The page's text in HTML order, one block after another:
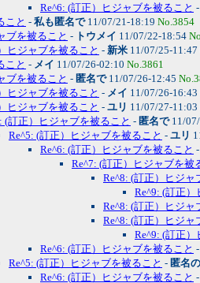
Re^6: (訂正）ヒジャブを被ること -
こと - 私も匿名で11/07/21-18:19 No.3854
ブを被ること - トウメイ 11/07/22-18:54
ヒジャブを被ること - 新米 11/07/25-11:47
こと - メイ 11/07/26-02:10 No.3861
ブを被ること - 匿名で11/07/26-12:45
ヒジャブを被ること - メイ 11/07/26-16:43
ヒジャブを被ること - ユリ 11/07/27-11:03
(訂正）ヒジャブを被ること - 匿名で11/
Re^5: (訂正）ヒジャブを被ること - ユリ
Re^6: (訂正）ヒジャブを被ること -
Re^7: (訂正）ヒジャブを被
Re^8: (訂正）ヒジャ
Re^9: (訂正）
Re^8: (訂正）ヒジャ
Re^8: (訂正）ヒジャ
Re^9: (訂正）
Re^6: (訂正）ヒジャブを被ること -
Re^5: (訂正）ヒジャブを被ること - 匿名
Re^6: (訂正）ヒジャブを被ること -